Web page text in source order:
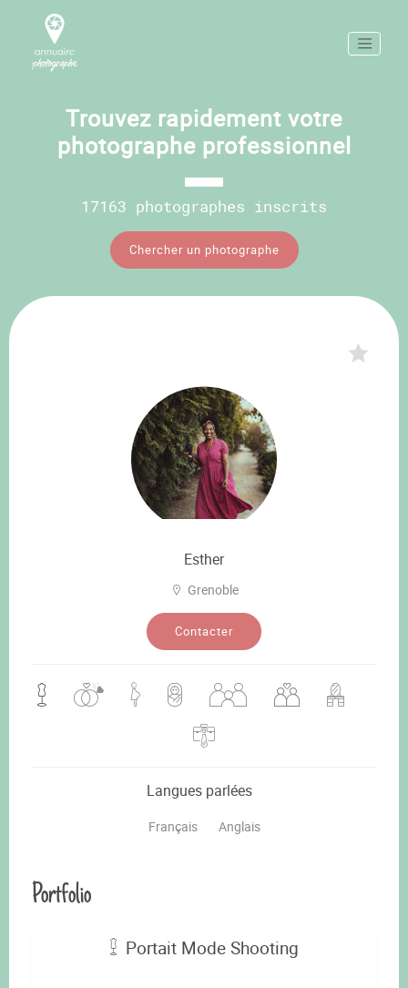
Trouvez rapidement votre
photographe professionnel
17163 photographes inscrits
Chercher un photographe
Esther
Grenoble
Contacter
Langues parlées
Français Anglais
Portfolio
Portait Mode Shooting